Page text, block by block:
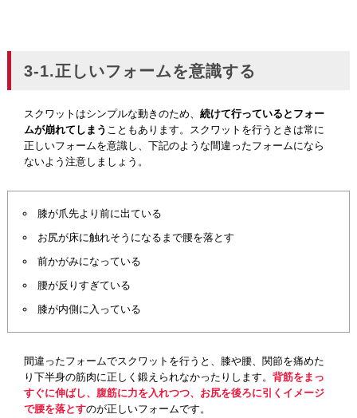
3-1.正しいフォームを意識する
スクワットはシンプルな動きのため、続けて行っているとフォー
ムが崩れてしまう こともあります。スクワットを行うときは常に
正しいフォームを意識し、下記のような間違ったフォームになら
ないよう注意しましょう。
膝が爪先より前に出ている
お尻が床に触れそうになるまで腰を落とす
前かがみになっている
腰が反りすぎている
膝が内側に入っている
間違ったフォームでスクワットを行うと、膝や腰、関節を痛めた
り下半身の筋肉に正しく鍛えられなかったりします。背筋をまっ
すぐに伸ばし、腹筋に力を入れつつ、お尻を後ろに引くイメージ
で腰を落とすのが正しいフォームです。